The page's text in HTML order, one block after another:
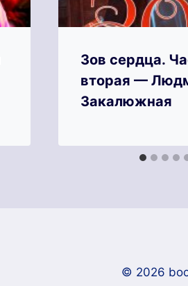
Зов сердца.
вторая —
Закалюжная
© 2026